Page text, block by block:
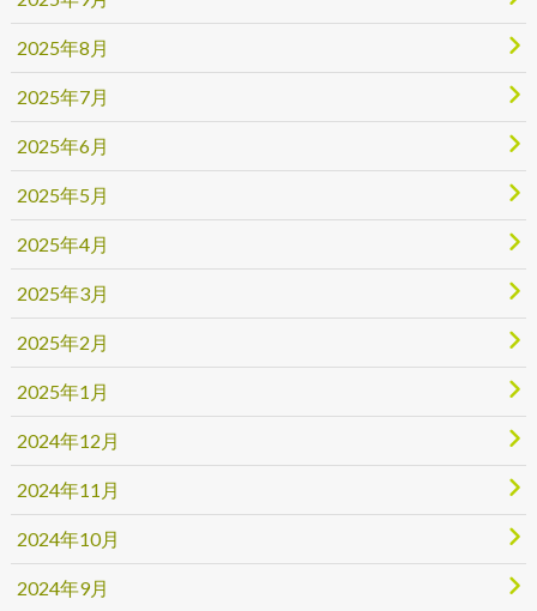
2025年8月
2025年7月
2025年6月
2025年5月
2025年4月
2025年3月
2025年2月
2025年1月
2024年12月
2024年11月
2024年10月
2024年9月